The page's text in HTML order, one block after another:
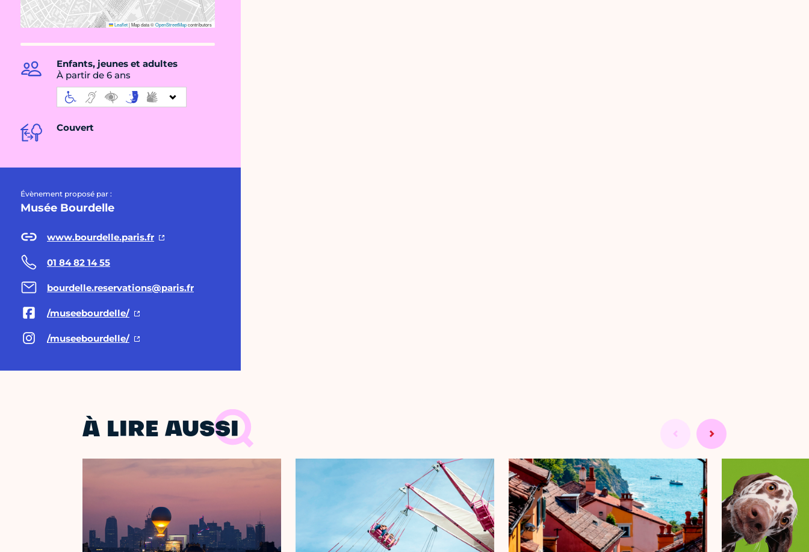
Leaflet|Map data ©OpenStreetMapcontributors
Enfants, jeunes et adultes
À partir de 6 ans
Couvert
Évènement proposé par :
Musée Bourdelle
www.bourdelle.paris.fr
01 84 82 14 55
bourdelle.reservations@paris.fr
/museebourdelle/
/museebourdelle/
À LIRE AUSSI